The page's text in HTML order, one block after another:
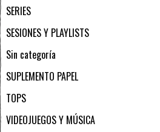
SERIES
SESIONES Y PLAYLISTS
Sin categoría
SUPLEMENTO PAPEL
TOPS
VIDEOJUEGOS Y MÚSICA